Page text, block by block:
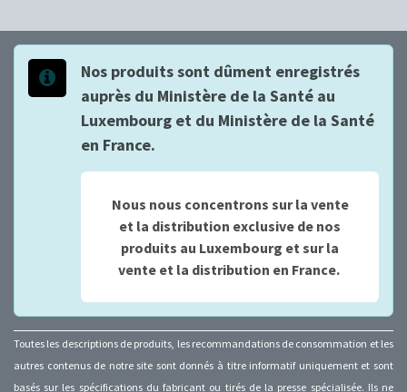
Nos produits sont dûment enregistrés
auprès du Ministère de la Santé au
Luxembourg et du Ministère de la Santé
en France.
Nous nous concentrons sur la vente
et la distribution exclusive de nos
produits au Luxembourg et sur la
vente et la distribution en France.
Toutes les descriptions de produits, les recommandations de consommation et les
autres contenus de notre site sont donnés à titre informatif uniquement et sont
basés sur les spécifications du fabricant ou tirés de la presse spécialisée. Ils ne